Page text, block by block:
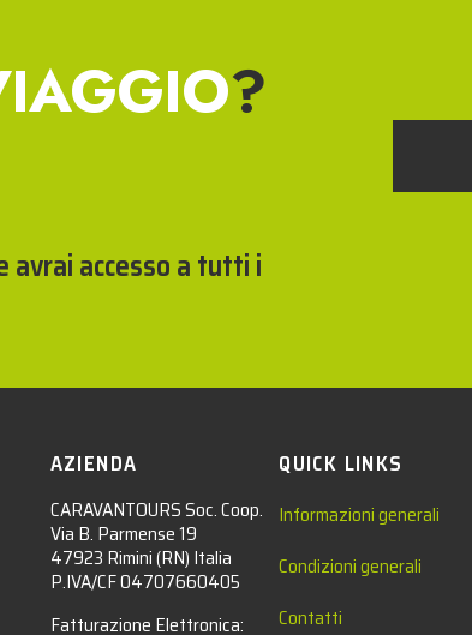
?
avrai accesso a tutti i
AZIENDA
CARAVANTOURS Soc. Coop.
Via B. Parmense 19
47923 Rimini (RN) Italia
P.IVA/CF 04707660405
Fatturazione Elettronica:
QUICK LINKS
Informazioni generali
Condizioni generali
Contatti